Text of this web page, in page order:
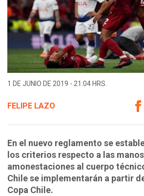
1 DE JUNIO DE 2019 - 21:04 HRS.
FELIPE LAZO
En el nuevo reglamento se
los criterios respecto a las
amonestaciones al cuerpo
Chile se implementarán a partir
Copa Chile.